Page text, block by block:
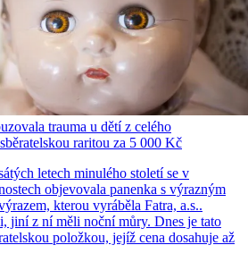
trauma u dětí z celého
raritou za 5 000 Kč
letech minulého století se v
objevovala panenka s výrazným
kterou vyráběla Fatra, a.s..
jiní z ní měli noční můry. Dnes je tato
položkou, jejíž cena dosahuje až